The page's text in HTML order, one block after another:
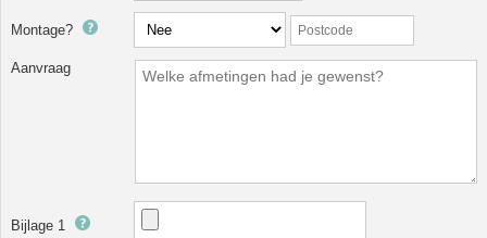
Montage?
Aanvraag
Bijlage 1